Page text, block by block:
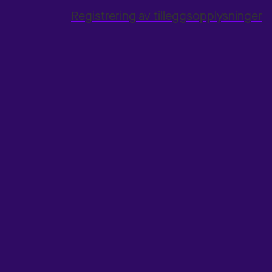
Registrering av tilleggsopplysninger